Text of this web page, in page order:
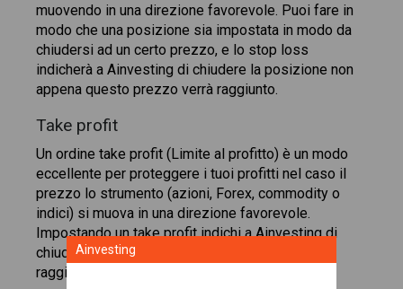
muovendo in una direzione favorevole. Puoi fare in
modo che una posizione sia impostata in modo da
chiudersi ad un certo prezzo, e lo stop loss
indicherà a Ainvesting di chiudere la posizione non
appena questo prezzo verrà raggiunto.
Take profit
Un ordine take profit (Limite al profitto) è un modo
eccellente per proteggere i tuoi profitti nel caso il
prezzo lo strumento (azioni, Forex, commodity o
indici) si muova in una direzione favorevole.
Impostando un take profit indichi a Ainvesting di
chiudere una posizione quando lo strumento
raggiunge un determinato prezzo.
Ainvesting